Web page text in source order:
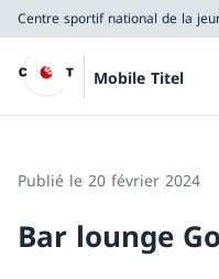
Centre sportif national de la
Mobile Titel
Publié le 20 février 2024
Bar lounge